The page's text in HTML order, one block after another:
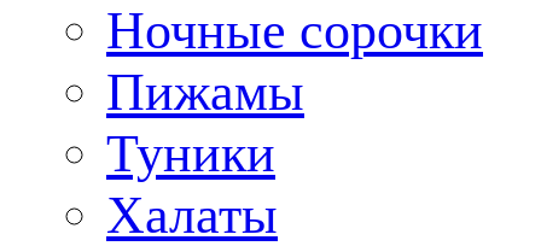
Ночные сорочки
Пижамы
Туники
Халаты